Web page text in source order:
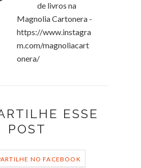
de livros na
Magnolia Cartonera -
https://www.instagra
m.com/magnoliacart
onera/
ESSE
POST
NO FACEBOOK